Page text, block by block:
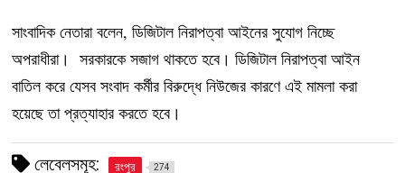
সাংবাদিক নেতারা বলেন, ডিজিটাল নিরাপত্বা আইনের সুযোগ নিচ্ছে
অপরাধীরা। সরকারকে সজাগ থাকতে হবে। ডিজিটাল নিরাপত্বা আইন
বাতিল করে যেসব সংবাদ কর্মীর বিরুদ্ধে নিউজের কারণে এই মামলা করা
হয়েছে তা প্রত্যাহার করতে হবে।
লেবেলসমূহ: রংপুর 274